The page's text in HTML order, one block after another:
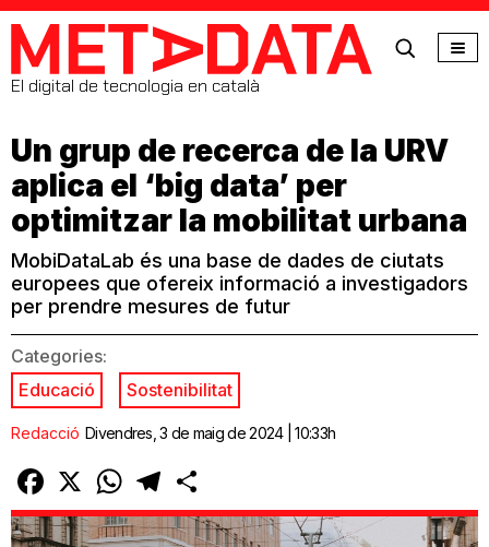
MetaData
El digital de tecnologia en català
Un grup de recerca de la URV
aplica el ‘big data’ per
optimitzar la mobilitat urbana
MobiDataLab és una base de dades de ciutats
europees que ofereix informació a investigadors
per prendre mesures de futur
Categories:
Educació
Sostenibilitat
Redacció Divendres, 3 de maig de 2024 | 10:33h
Facebook
X WhatsAppTelegram